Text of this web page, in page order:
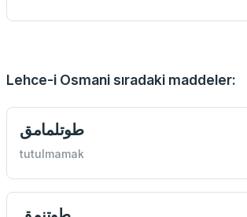
Lehce-i Osmani sıradaki maddeler:
طوتلمامق
tutulmamak